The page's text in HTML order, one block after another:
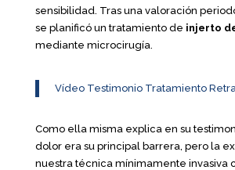
sensibilidad. Tras una valoración
se planificó un tratamiento de injerto
mediante microcirugía.
Vídeo Testimonio Tratamiento
Como ella misma explica en su
dolor era su principal barrera, pero la
nuestra técnica mínimamente invasiva